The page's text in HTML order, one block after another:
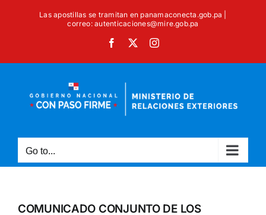
Las apostillas se tramitan en panamaconecta.gob.pa |
correo: autenticaciones@mire.gob.pa
Facebook Instagram
Go to...
COMUNICADO CONJUNTO DE LOS